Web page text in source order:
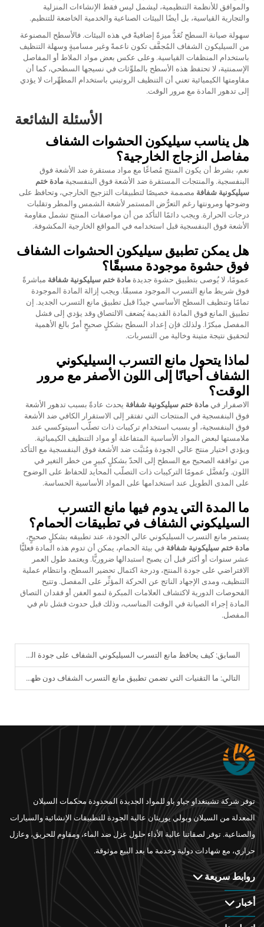
والموافق للأنظمة التنظيمية، ليشمل ليس فقط الإنشاءات المنزلية
والتجارية القياسية، بل أيضًا البيئات الصناعية والخدمية الخاضعة للتنظيم.
سهولة صيانة السطح تُعَدُّ ميزةً إضافيةً في هذه البيئات. فالأسطح المصنوعة
من السيليكون الشفاف المُجفَّف تكون ناعمةً وغير مساميةٍ وسهلة التنظيف
باستخدام المنظفات القياسية. وعلى عكس بعض مواد الملاط أو المفاصل
الإسمنتية، لا تحتفظ هذه الأسطح بالملوِّثات في نسيجها السطحي، كما أن
مقاومتها الكيميائية تعني أن التنظيف الروتيني باستخدام المطهِّرات لا يؤدي
إلى تدهور المادة مع مرور الوقت.
الأسئلة الشائعة
هل يناسب سيليكون الحشوات الشفاف
مفاصل الزجاج الخارجية؟
نعم، بشرط أن يكون المنتج مُصاغًا مع مواد مستقرة ضد الأشعة فوق
البنفسجية. والمنتجات المستقرة ضد الأشعة فوق البنفسجية مادة ختم
سيليكونية شفافة مصممة خصيصًا لتطبيقات التزجيج الخارجي، وتحافظ على
وضوحها ومرونتها رغم التعرُّض المستمر لأشعة الشمس والمطر وتقلبات
درجات الحرارة. ويجب دائمًا التأكد من أن مواصفات المنتج تشمل مقاومة
الأشعة فوق البنفسجية قبل استخدامه في المواقع الخارجية المكشوفة.
هل يمكن تطبيق سيليكون الحشوات الشفاف
فوق حشوة موجودة مسبقًا؟
عمومًا، لا يُوصى بتطبيق حشوة جديدة مادة ختم سيليكونية شفافة مباشرةً
فوق شريط مانع التسرب الموجود مسبقًا. ويجب إزالة المادة الموجودة
تمامًا وتنظيف السطح الأساسي جيدًا قبل تطبيق مانع التسرب الجديد. إن
تطبيق المانع فوق المادة القديمة يُضعف الالتصاق وقد يؤدي إلى فشل
المفصل مبكرًا. ولذلك فإن إعداد السطح بشكلٍ صحيحٍ أمرٌ بالغ الأهمية
لتحقيق نتيجة متينة وخالية من التسربات.
لماذا يتحول مانع التسرب السيليكوني
الشفاف أحيانًا إلى اللون الأصفر مع مرور
الوقت؟
الاصفرار في مادة ختم سيليكونية شفافة يحدث عادةً بسبب تدهور الأشعة
فوق البنفسجية في المنتجات التي تفتقر إلى الاستقرار الكافي ضد الأشعة
فوق البنفسجية، أو بسبب استخدام تركيبات ذات تصلّب أسيتوكسي عند
ملامستها لبعض المواد الأساسية المتفاعلة أو مواد التنظيف الكيميائية.
ويؤدي اختيار منتج عالي الجودة ومُثبَّت ضد الأشعة فوق البنفسجية مع التأكد
من توافقه الصحيح مع السطح إلى الحدّ بشكلٍ كبيرٍ من خطر التغير في
اللون. وتُفضَّل عمومًا التركيبات ذات التصلّب المحايد للحفاظ على الوضوح
على المدى الطويل عند استخدامها على المواد الأساسية الحساسة.
ما المدة التي يدوم فيها مانع التسرب
السيليكوني الشفاف في تطبيقات الحمام؟
يستمر مانع التسرب السيليكوني عالي الجودة، عند تطبيقه بشكلٍ صحيحٍ،
مادة ختم سيليكونية شفافة في بيئة الحمام، يمكن أن تدوم هذه المادة فعليًّا
عشر سنوات أو أكثر قبل أن يصبح استبدالها ضروريًّا. ويعتمد طول العمر
الافتراضي على جودة المنتج، ودرجة اكتمال تحضير السطح، وانتظام عملية
التنظيف، ومدى الإجهاد الناتج عن الحركة المؤثِّر على المفصل. وتتيح
الفحوصات الدورية لاكتشاف العلامات المبكرة لنمو العفن أو فقدان التصاق
المادة إجراء الصيانة في الوقت المناسب، وذلك قبل حدوث فشل تام في
المفصل.
السابق:كيف يحافظ مانع التسرب السيليكوني الشفاف على جودة السطح من الناحية الجمالية؟
التالي: ما التقنيات التي تضمن تطبيق مانع التسرب الشفاف دون ظهور فقاعات؟
توفر شركة تشينغداو جياو باو للمواد الجديدة المحدودة محكمات السيلان
المعدلة من السيلان وبولي يوريثان عالية الجودة للتطبيقات الإنشائية والسيارات
والصناعية. توفر لصقاتنا عالية الأداء حلول عزل ضد الماء، ومقاوم للحريق، وعازل
حراري، مع شهادات دولية وخدمة ما بعد البيع موثوقة.
روابط سريعة
أخبار